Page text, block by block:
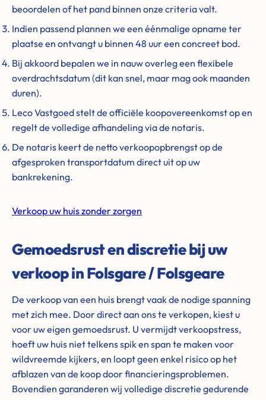
beoordelen of het pand binnen onze criteria valt.
Indien passend plannen we een éénmalige opname ter
plaatse en ontvangt u binnen 48 uur een concreet bod.
Bij akkoord bepalen we in nauw overleg een flexibele
overdrachtsdatum (dit kan snel, maar mag ook maanden
duren).
Leco Vastgoed stelt de officiële koopovereenkomst op en
regelt de volledige afhandeling via de notaris.
De notaris keert de netto verkoopopbrengst op de
afgesproken transportdatum direct uit op uw
bankrekening.
Verkoop uw huis zonder zorgen
Gemoedsrust en discretie bij uw
verkoop in Folsgare / Folsgeare
De verkoop van een huis brengt vaak de nodige spanning
met zich mee. Door direct aan ons te verkopen, kiest u
voor uw eigen gemoedsrust. U vermijdt verkoopstress,
hoeft uw huis niet telkens spik en span te maken voor
wildvreemde kijkers, en loopt geen enkel risico op het
afblazen van de koop door financieringsproblemen.
Bovendien garanderen wij volledige discretie gedurende